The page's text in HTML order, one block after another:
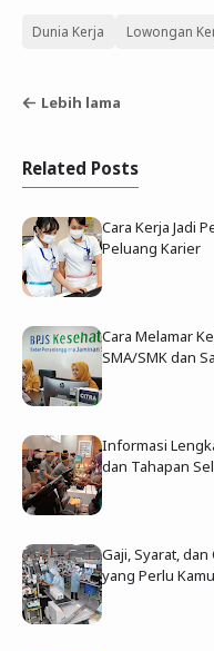
Dunia Kerja Lowongan
Lebih lama
Related Posts
Cara Kerja Jadi
Peluang Karier
Cara Melamar
SMA/SMK dan
Informasi
dan Tahapan
Gaji, Syarat, dan
yang Perlu